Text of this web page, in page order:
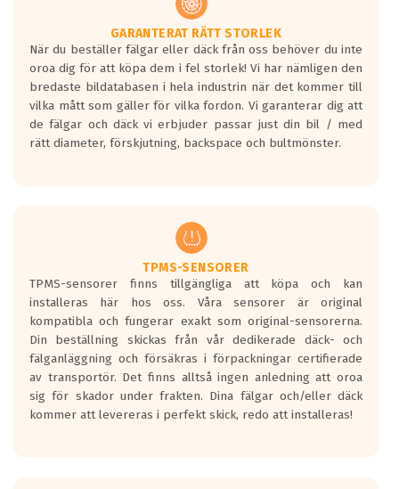
Vid körning i över 50km/h brukar
rullmotståndets ljud överträffa
motorljudet.
På däckmärkningen kommer det finnas
en symbol av ett däck med vågar. Hög
bullernivå markeras med svarta vågor
medans de vita vågorna påvisar om det är
ett tyst däck.
regelverket som introduceras år 2016.
Ett däck med två svarta vågor är redan
godkända för år 2016 nya regelverk.
Ett däck med en svart våg kommer vara
minst tre decibel tystare än det
regelverk som börjar gälla 2016.
GARANTERAT RÄTT STORLEK
När du beställer fälgar eller däck från oss behöver du inte
oroa dig för att köpa dem i fel storlek! Vi har nämligen den
bredaste bildatabasen i hela industrin när det kommer till
vilka mått som gäller för vilka fordon. Vi garanterar dig att
de fälgar och däck vi erbjuder passar just din bil / med
rätt diameter, förskjutning, backspace och bultmönster.
TPMS-SENSORER
TPMS-sensorer finns tillgängliga att köpa och kan
installeras här hos oss. Våra sensorer är original
kompatibla och fungerar exakt som original-sensorerna.
Din beställning skickas från vår dedikerade däck- och
fälganläggning och försäkras i förpackningar certifierade
av transportör. Det finns alltså ingen anledning att oroa
sig för skador under frakten. Dina fälgar och/eller däck
kommer att levereras i perfekt skick, redo att installeras!